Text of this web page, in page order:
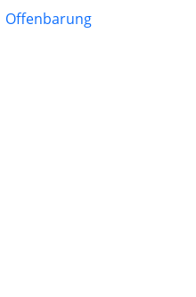
Offenbarung